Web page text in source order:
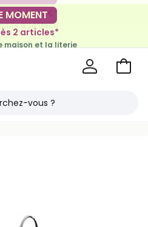
les 100€*
& la déco
MOMENT
2 articles*
maison et la literie
Voir